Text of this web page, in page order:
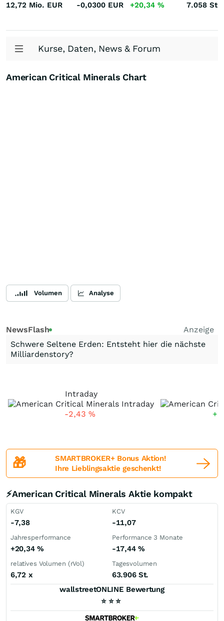
12,72 Mio. EUR -0,0300 EUR +20,34 % 7.058 St.
Kurse, Daten, News & Forum
American Critical Minerals Chart
Volumen Analyse
NewsFlash
Anzeige
Schwere Seltene Erden: Entsteht hier die nächste
Milliardenstory?
Intraday
-2,43 %
🎁
SMARTBROKER+ Bonus Aktion!
Ihre Lieblingsaktie geschenkt!
⚡American Critical Minerals Aktie kompakt
KGV
-7,38
KCV
-11,07
Jahresperformance
+20,34 %
Performance 3 Monate
-17,44 %
relatives Volumen (rVol)
6,72 x
Tagesvolumen
63.906 St.
wallstreetONLINE Bewertung
⭐ ⭐ ⭐